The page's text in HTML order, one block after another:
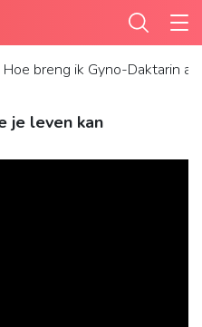
Hoe breng ik Gyno-Daktarin
je leven kan